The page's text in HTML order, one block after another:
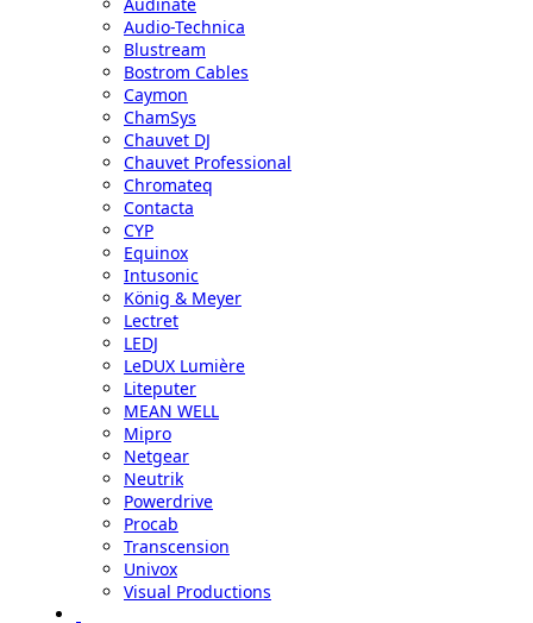
Audio-Technica
Blustream
Bostrom Cables
Caymon
ChamSys
Chauvet DJ
Chauvet Professional
Chromateq
Contacta
CYP
Equinox
Intusonic
König & Meyer
Lectret
LEDJ
LeDUX Lumière
Liteputer
MEAN WELL
Mipro
Netgear
Neutrik
Powerdrive
Procab
Transcension
Univox
Visual Productions